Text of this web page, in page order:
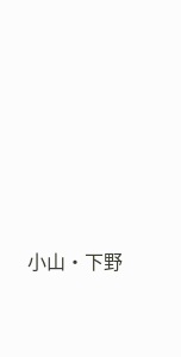
小山・下野